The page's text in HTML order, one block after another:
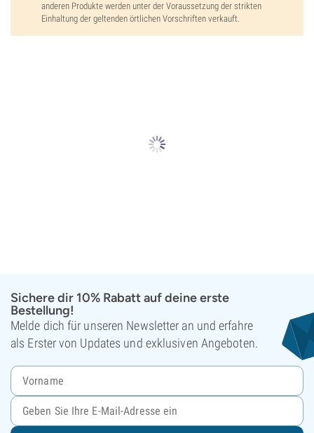
anderen Produkte werden unter der Voraussetzung der strikten
Einhaltung der geltenden örtlichen Vorschriften verkauft.
Sichere dir 10% Rabatt auf deine erste
Bestellung!
Melde dich für unseren Newsletter an und erfahre
als Erster von Updates und exklusiven Angeboten.